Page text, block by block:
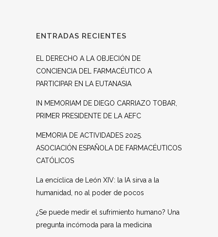
ENTRADAS RECIENTES
EL DERECHO A LA OBJECIÓN DE
CONCIENCIA DEL FARMACÉUTICO A
PARTICIPAR EN LA EUTANASIA
IN MEMORIAM DE DIEGO CARRIAZO TOBAR,
PRIMER PRESIDENTE DE LA AEFC
MEMORIA DE ACTIVIDADES 2025.
ASOCIACIÓN ESPAÑOLA DE FARMACÉUTICOS
CATÓLICOS
La encíclica de León XIV: la IA sirva a la
humanidad, no al poder de pocos
¿Se puede medir el sufrimiento humano? Una
pregunta incómoda para la medicina